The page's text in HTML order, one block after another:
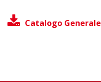
Catalogo Generale